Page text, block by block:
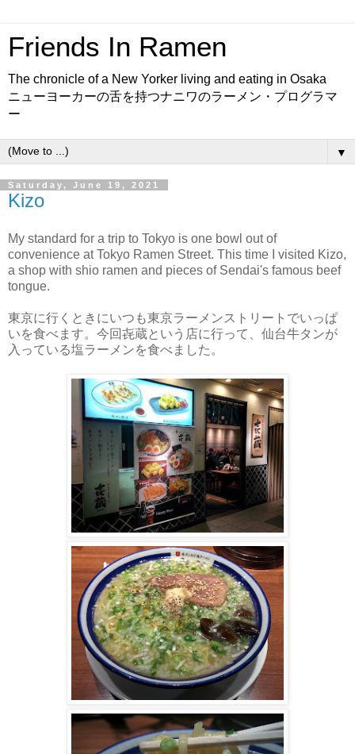
Friends In Ramen
The chronicle of a New Yorker living and eating in Osaka
ニューヨーカーの舌を持つナニワのラーメン・プログラマ
ー
▼
Saturday, June 19, 2021
Kizo
My standard for a trip to Tokyo is one bowl out of
convenience at Tokyo Ramen Street. This time I visited Kizo,
a shop with shio ramen and pieces of Sendai's famous beef
tongue.
東京に行くときにいつも東京ラーメンストリートでいっぱ
いを食べます。今回㐂蔵という店に行って、仙台牛タンが
入っている塩ラーメンを食べました。